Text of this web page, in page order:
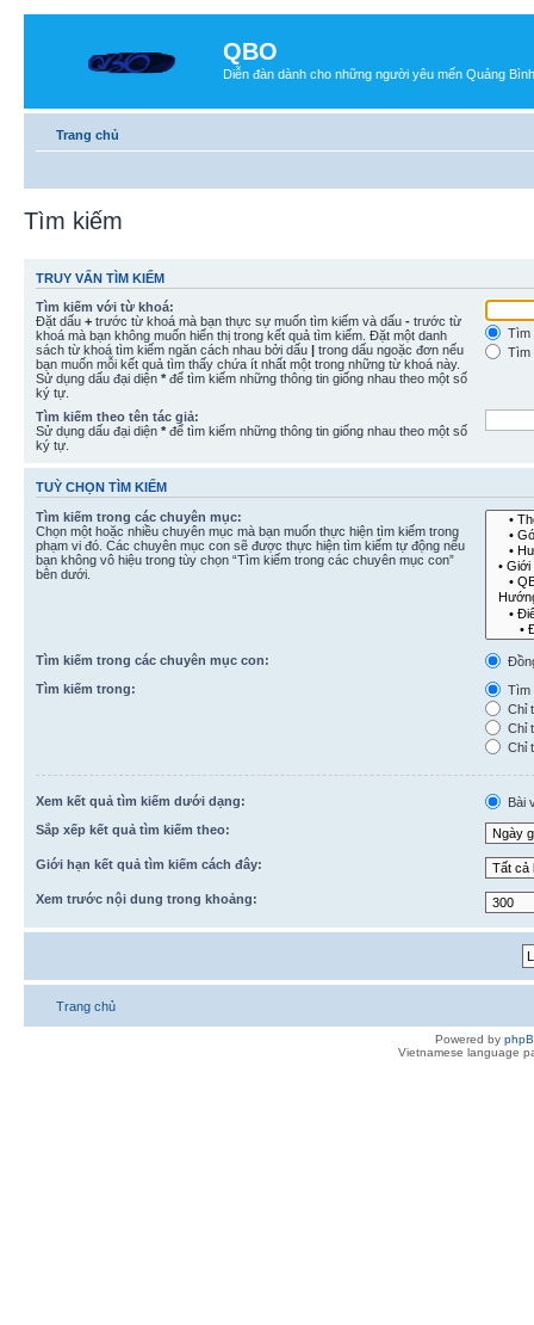
QBO
Diễn đàn dành cho những người yêu mến Quảng Bình
Trang chủ
Tìm kiếm
TRUY VẤN TÌM KIẾM
Tìm kiếm với từ khoá:
Đặt dấu + trước từ khoá mà bạn thực sự muốn tìm kiếm và dấu - trước từ
khoá mà bạn không muốn hiển thị trong kết quả tìm kiếm. Đặt một danh
sách từ khoá tìm kiếm ngăn cách nhau bởi dấu | trong dấu ngoặc đơn nếu
bạn muốn mỗi kết quả tìm thấy chứa ít nhất một trong những từ khoá này.
Sử dụng dấu đại diện * để tìm kiếm những thông tin giống nhau theo một số
ký tự.
Tìm
Tìm
Tìm kiếm theo tên tác giả:
Sử dụng dấu đại diện * để tìm kiếm những thông tin giống nhau theo một số
ký tự.
TUỲ CHỌN TÌM KIẾM
Tìm kiếm trong các chuyên mục:
Chọn một hoặc nhiều chuyên mục mà bạn muốn thực hiện tìm kiếm trong
phạm vi đó. Các chuyên mục con sẽ được thực hiện tìm kiếm tự động nếu
bạn không vô hiệu trong tùy chọn “Tìm kiếm trong các chuyên mục con”
bên dưới.
Tìm kiếm trong các chuyên mục con:
Tìm kiếm trong:
Tìm
Chỉ
Chỉ
Chỉ
Xem kết quả tìm kiếm dưới dạng:
Bài
Sắp xếp kết quả tìm kiếm theo:
Giới hạn kết quả tìm kiếm cách đây:
Xem trước nội dung trong khoảng:
Trang chủ
Powered by
Vietnamese language